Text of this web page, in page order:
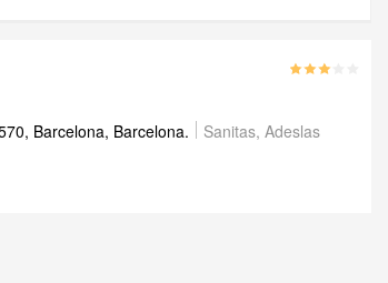
Barcelona, Barcelona.
Sanitas, Adeslas